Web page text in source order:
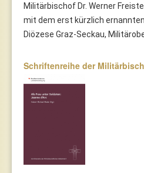
Militärbischof Dr. Werner
mit dem erst kürzlich
Diözese Graz-Seckau,
Schriftenreihe der